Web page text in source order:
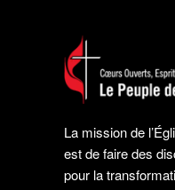
La mission de
est de faire des
pour la